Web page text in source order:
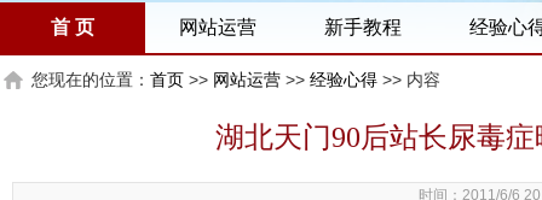
首 页 网站运营 新手教程 经验心
您现在的位置： 首页 >> 网站运营 >> 经验心得 >> 内容
湖北天门90后站长尿毒
时间：2011/6/6